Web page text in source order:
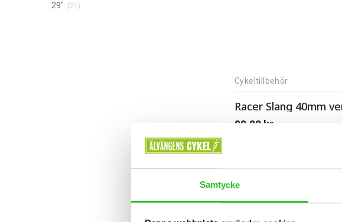
Samtycke
29" (21)
Cykeltillbehör
99,00 kr